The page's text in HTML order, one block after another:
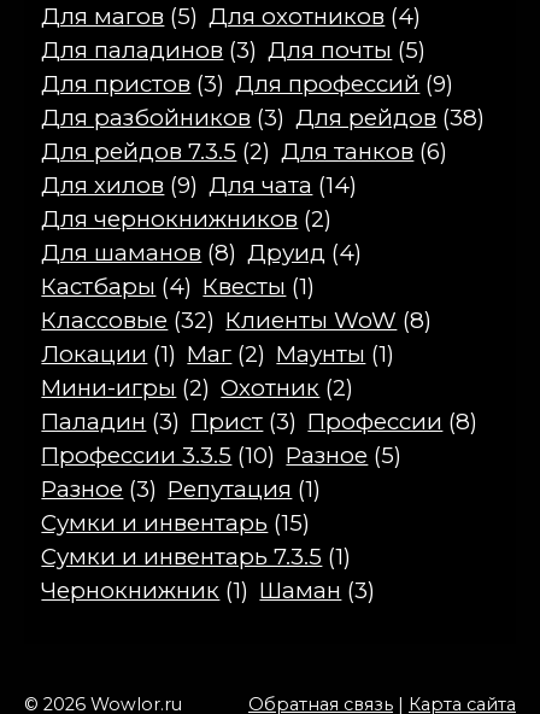
Для магов (5) Для охотников (4)
Для паладинов (3) Для почты (5)
Для пристов (3) Для профессий (9)
Для разбойников (3) Для рейдов (38)
Для рейдов 7.3.5 (2) Для танков (6)
Для хилов (9) Для чата (14)
Для чернокнижников (2)
Для шаманов (8) Друид (4)
Кастбары (4) Квесты (1)
Классовые (32) Клиенты WoW (8)
Локации (1) Маг (2) Маунты (1)
Мини-игры (2) Охотник (2)
Паладин (3) Прист (3) Профессии (8)
Профессии 3.3.5 (10) Разное (5)
Разное (3) Репутация (1)
Сумки и инвентарь (15)
Сумки и инвентарь 7.3.5 (1)
Чернокнижник (1) Шаман (3)
© 2026 Wowlor.ru Обратная связь Карта сайта